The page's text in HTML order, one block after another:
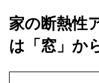
家の断熱性
は「窓」か